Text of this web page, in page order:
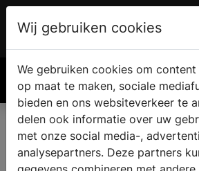
Badkamer kopen in
Wij gebruiken cookies
We gebruiken cookies om
op maat te maken, sociale
bieden en ons websiteverkeer te
delen ook informatie over uw
met onze social media-,
analysepartners. Deze partners